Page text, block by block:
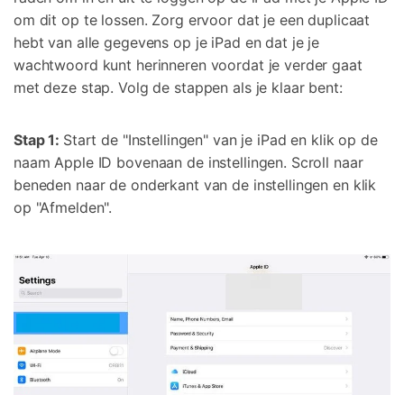
om dit op te lossen. Zorg ervoor dat je een duplicaat
hebt van alle gegevens op je iPad en dat je je
wachtwoord kunt herinneren voordat je verder gaat
met deze stap. Volg de stappen als je klaar bent:
Stap 1: Start de "Instellingen" van je iPad en klik op de
naam Apple ID bovenaan de instellingen. Scroll naar
beneden naar de onderkant van de instellingen en klik
op "Afmelden".